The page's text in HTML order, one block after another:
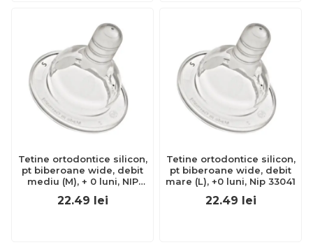
Tetine ortodontice silicon,
pt biberoane wide, debit
mediu (M), + 0 luni, NIP
22.49 lei
Tetine ortodontice silicon,
pt biberoane wide, debit
mare (L), +0 luni, Nip 33041
22.49 lei